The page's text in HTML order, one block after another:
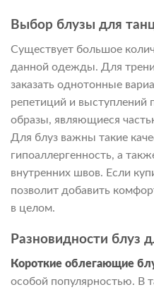
Выбор блузы для
Существует большое
данной одежды. Для
заказать однотонные
репетиций и выступлений
образы, являющиеся
Для блуз важны такие
гипоаллергенность, а
внутренних швов. Если
позволит добавить
в целом.
Разновидности блуз
Короткие облегающие
особой популярностью. В